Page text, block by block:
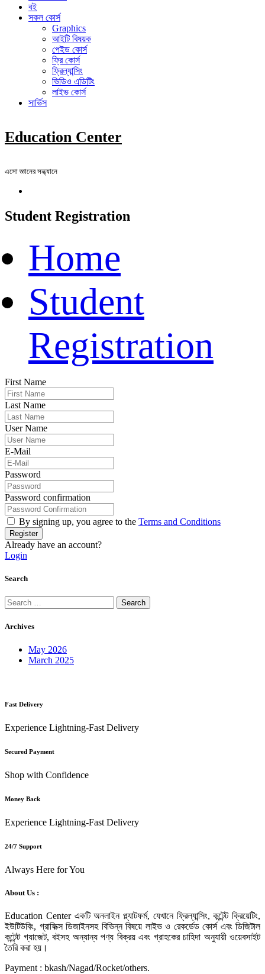
বই
সকল কোর্স
Graphics
আইটি বিষয়ক
পেইড কোর্স
ফ্রি কোর্স
ফ্রিল্যান্সিং
ভিডিও এডিটিং
লাইভ কোর্স
সার্ভিস
Education Center
এসো জ্ঞানের সন্ধ্যানে
Student Registration
Home
Student
Registration
First Name
Last Name
User Name
E-Mail
Password
Password confirmation
By signing up, you agree to the Terms and Conditions
Register
Already have an account?
Login
Search
Search
for:
Archives
May 2026
March 2025
Fast Delivery
Experience Lightning-Fast Delivery
Secured Payment
Shop with Confidence
Money Back
Experience Lightning-Fast Delivery
24/7 Support
Always Here for You
About Us :
Education Center একটি অনলাইন প্ল্যাটফর্ম, যেখানে ফ্রিল্যান্সিং, কন্টেন্ট ক্রিয়েটিং,
ইউটিউবিং, গ্রাফিক্স ডিজাইনসহ বিভিন্ন বিষয়ে লাইভ ও রেকর্ডেড কোর্স এবং ডিজিটাল
কন্টেন্ট গ্যাজেট, বইসহ অন্যান্য পণ্য বিক্রয় এবং গ্রাহকের চাহিদা অনুযায়ী ওয়েবসাইট
তৈরি করা হয়।
Payment : bkash/Nagad/Rocket/others.